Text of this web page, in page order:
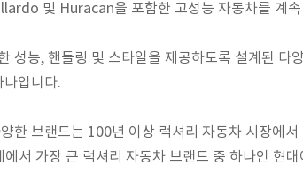
및 Huracan을 포함한 고성능 자동차를 계속
성능, 핸들링 및 스타일을 제공하도록 설계된 다
나입니다.
한 브랜드는 100년 이상 럭셔리 자동차 시장에
서 가장 큰 럭셔리 자동차 브랜드 중 하나인 현